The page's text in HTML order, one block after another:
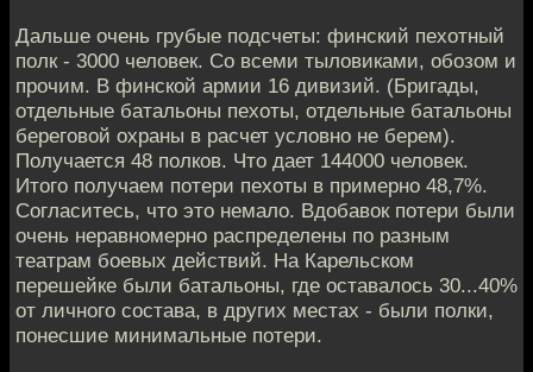
Дальше очень грубые подсчеты: финский пехотный
полк - 3000 человек. Со всеми тыловиками, обозом и
прочим. В финской армии 16 дивизий. (Бригады,
отдельные батальоны пехоты, отдельные батальоны
береговой охраны в расчет условно не берем).
Получается 48 полков. Что дает 144000 человек.
Итого получаем потери пехоты в примерно 48,7%.
Согласитесь, что это немало. Вдобавок потери были
очень неравномерно распределены по разным
театрам боевых действий. На Карельском
перешейке были батальоны, где оставалось 30...40%
от личного состава, в других местах - были полки,
понесшие минимальные потери.